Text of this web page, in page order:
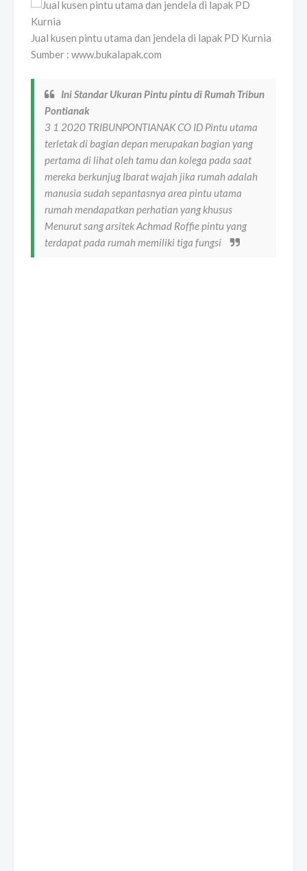
Jual kusen pintu utama dan jendela di lapak PD Kurnia
Sumber : www.bukalapak.com
Ini Standar Ukuran Pintu pintu di Rumah Tribun
Pontianak
3 1 2020 TRIBUNPONTIANAK CO ID Pintu utama
terletak di bagian depan merupakan bagian yang
pertama di lihat oleh tamu dan kolega pada saat
mereka berkunjug Ibarat wajah jika rumah adalah
manusia sudah sepantasnya area pintu utama
rumah mendapatkan perhatian yang khusus
Menurut sang arsitek Achmad Roffie pintu yang
terdapat pada rumah memiliki tiga fungsi